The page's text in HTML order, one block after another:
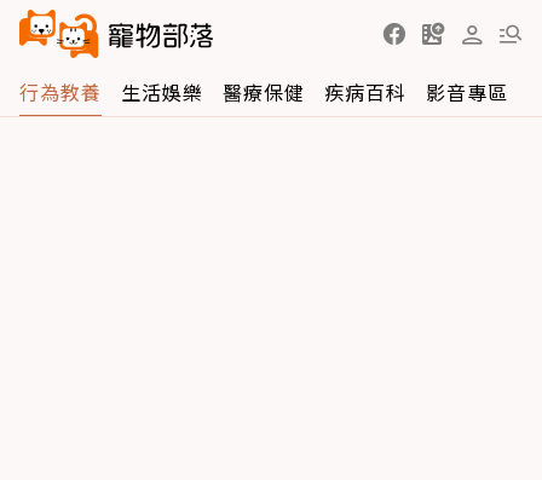
行為教養 生活娛樂 醫療保健 疾病百科 影音專區